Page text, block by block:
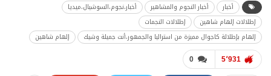
أخبار أخبار النجوم والمشاهير
أخبار،نجوم،السوشيال،ميديا
إطلالات إلهام شاهين
إطلالات النجمات
إلهام بإطلالة كاجوال مميزة من استراليا والجمهور،أنت جميلة وشيك
إلهام شاهين
0 5٬931